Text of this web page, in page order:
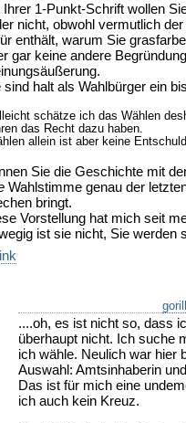
Ihrer 1-Punkt-Schrift wollen
nicht, obwohl vermutlich
enthält, warum Sie
gar keine andere
sind halt als Wahlbürger ein
schätze ich das Wählen
das Recht dazu haben.
allein ist aber keine
Sie die Geschichte mit
Wahlstimme genau der
bringt.
Vorstellung hat mich seit
ist sie nicht, Sie werden
....oh, es ist nicht so, dass
überhaupt nicht. Ich suche
ich wähle. Neulich war hier
Auswahl: Amtsinhaberin
Das ist für mich eine
ich auch kein Kreuz.